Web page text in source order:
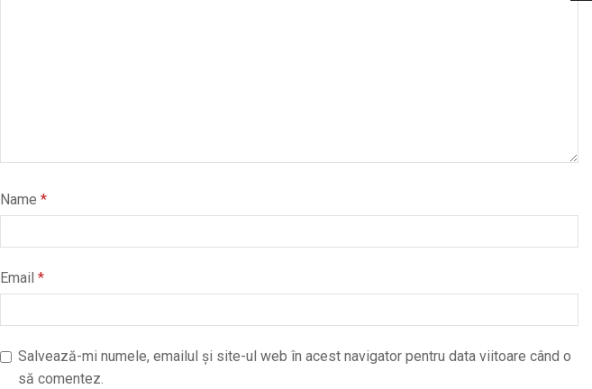
Name *
Email *
Salvează-mi numele, emailul și site-ul web în acest navigator pentru data viitoare când o
să comentez.